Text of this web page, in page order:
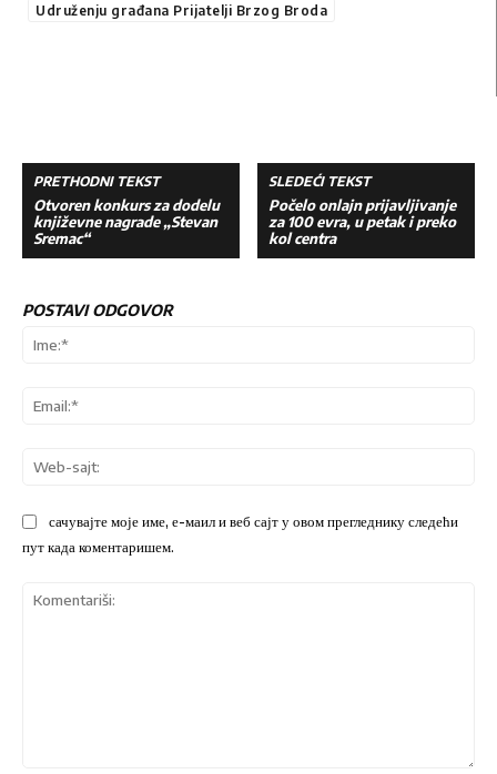
Udruženju građana Prijatelji Brzog Broda
PRETHODNI TEKST
Otvoren konkurs za dodelu
književne nagrade „Stevan
Sremac“
SLEDEĆI TEKST
Počelo onlajn prijavljivanje
za 100 evra, u petak i preko
kol centra
POSTAVI ODGOVOR
сачувајте моје име, е-маил и веб сајт у овом прегледнику следећи
пут када коментаришем.